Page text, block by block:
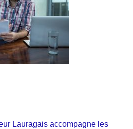
Lauragais accompagne les